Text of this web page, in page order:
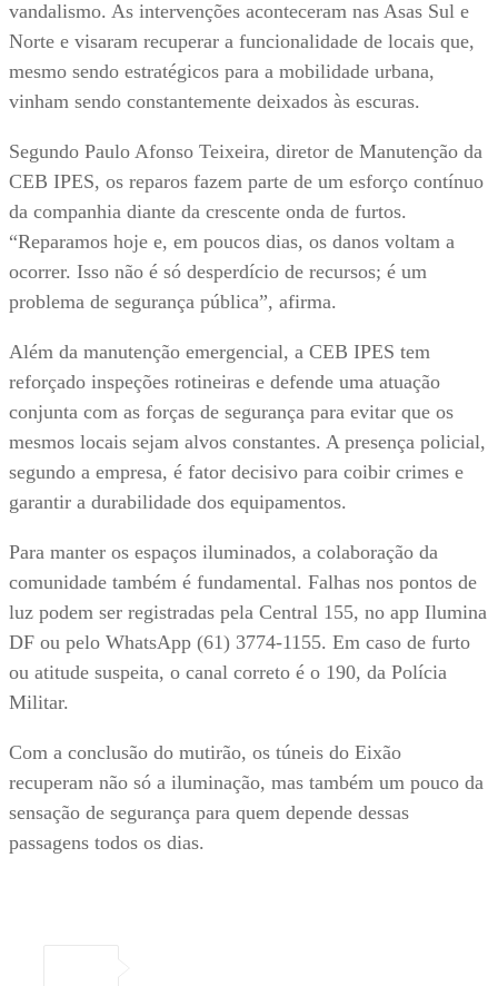
vandalismo. As intervenções aconteceram nas Asas Sul e
Norte e visaram recuperar a funcionalidade de locais que,
mesmo sendo estratégicos para a mobilidade urbana,
vinham sendo constantemente deixados às escuras.
Segundo Paulo Afonso Teixeira, diretor de Manutenção da
CEB IPES, os reparos fazem parte de um esforço contínuo
da companhia diante da crescente onda de furtos.
“Reparamos hoje e, em poucos dias, os danos voltam a
ocorrer. Isso não é só desperdício de recursos; é um
problema de segurança pública”, afirma.
Além da manutenção emergencial, a CEB IPES tem
reforçado inspeções rotineiras e defende uma atuação
conjunta com as forças de segurança para evitar que os
mesmos locais sejam alvos constantes. A presença policial,
segundo a empresa, é fator decisivo para coibir crimes e
garantir a durabilidade dos equipamentos.
Para manter os espaços iluminados, a colaboração da
comunidade também é fundamental. Falhas nos pontos de
luz podem ser registradas pela Central 155, no app Ilumina
DF ou pelo WhatsApp (61) 3774-1155. Em caso de furto
ou atitude suspeita, o canal correto é o 190, da Polícia
Militar.
Com a conclusão do mutirão, os túneis do Eixão
recuperam não só a iluminação, mas também um pouco da
sensação de segurança para quem depende dessas
passagens todos os dias.